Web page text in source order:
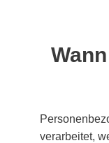
verarbeitet,